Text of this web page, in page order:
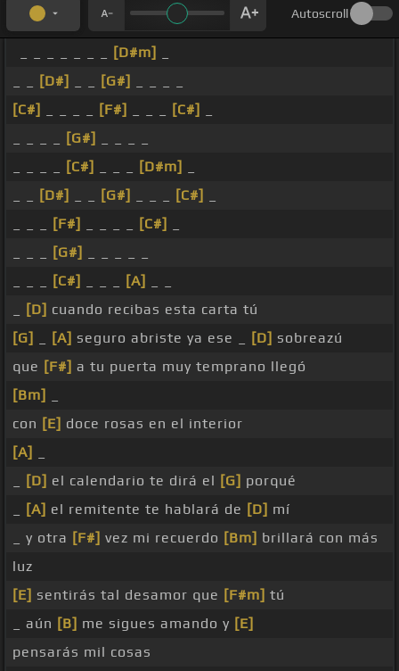
Autoscroll
[D#m]
[D#] [G#]
[C#]
[F#] [C#]
[G#]
[C#] [D#m]
[D#] [G#] [C#]
[F#] [C#]
[G#]
[C#] [A]
[D] cuando recibas esta carta tú
[G]
[A] seguro abriste ya ese _ [D] sobreazú
que [F#] a tu puerta muy temprano llegó
[Bm]
con [E] doce rosas en el interior
[A]
[D] el calendario te dirá el [G] porqué
[A] el remitente te hablará de [D] mí
_ y otra [F#] vez mi recuerdo [Bm] brillará con más
luz
[E] sentirás tal desamor que [F#m] tú
_ aún [B] me sigues amando y [E]
pensarás mil cosas